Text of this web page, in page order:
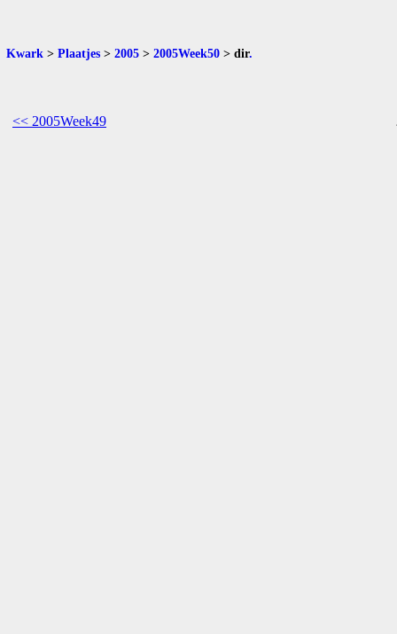
Kwark > Plaatjes > 2005 > 2005Week50 > dir.
<< 2005Week49